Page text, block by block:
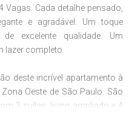
Vagas. Cada detalhe pensado,
e agradável. Um toque
excelente qualidade. Um
lazer completo.
deste incrível apartamento à
Oeste de São Paulo. São
3 suítes, living ampliado e 4